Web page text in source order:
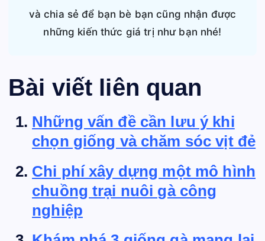
và chia sẻ để bạn bè bạn cũng nhận được
những kiến thức giá trị như bạn nhé!
Bài viết liên quan
Những vấn đề cần lưu ý khi
chọn giống và chăm sóc vịt đẻ
Chi phí xây dựng một mô hình
chuồng trại nuôi gà công
nghiệp